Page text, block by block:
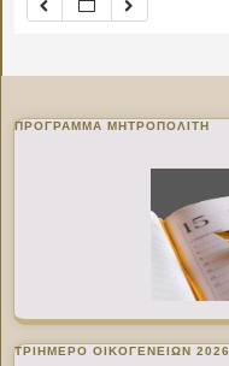
ΠΡΌΓΡΑΜΜΑ ΜΗΤΡΟΠΟΛΊΤΗ
ΤΡΙΗΜΕΡΟ ΟΙΚΟΓΕΝΕΙΩΝ 2026